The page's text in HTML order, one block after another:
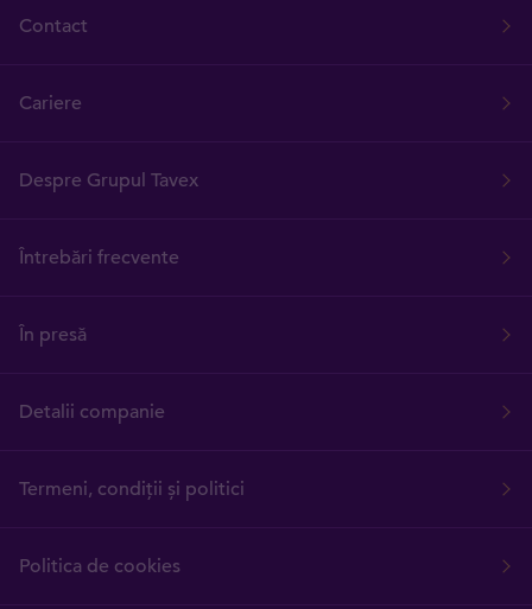
Contact
Cariere
Despre Grupul Tavex
Întrebări frecvente
În presă
Detalii companie
Termeni, condiții și politici
Politica de cookies